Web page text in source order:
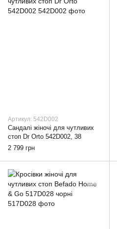
Артикул: 542D002
Cандалі жіночі для чутливих
стоп Dr Orto 542D002, 38
2 799 грн